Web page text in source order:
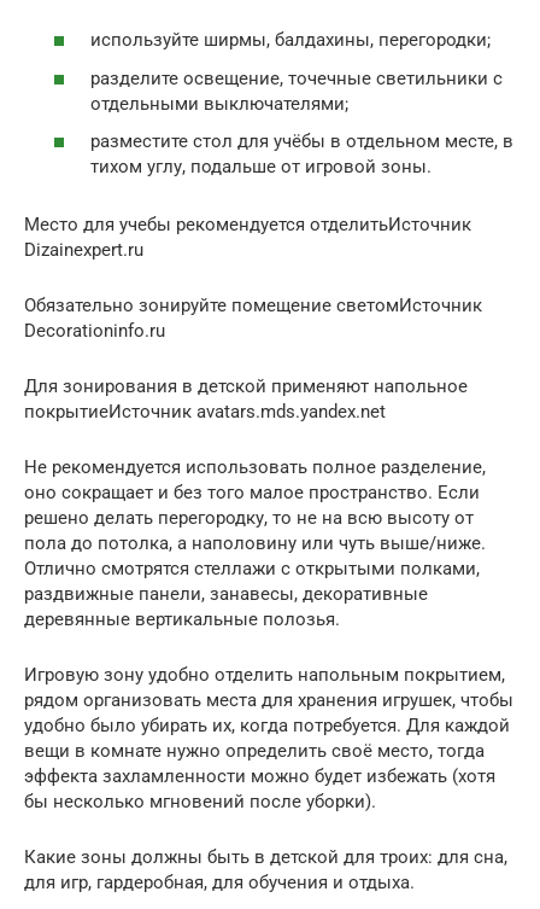
используйте ширмы, балдахины, перегородки;
разделите освещение, точечные светильники с
отдельными выключателями;
разместите стол для учёбы в отдельном месте, в
тихом углу, подальше от игровой зоны.
Место для учебы рекомендуется отделитьИсточник
Dizainexpert.ru
Обязательно зонируйте помещение светомИсточник
Decorationinfo.ru
Для зонирования в детской применяют напольное
покрытиеИсточник avatars.mds.yandex.net
Не рекомендуется использовать полное разделение,
оно сокращает и без того малое пространство. Если
решено делать перегородку, то не на всю высоту от
пола до потолка, а наполовину или чуть выше/ниже.
Отлично смотрятся стеллажи с открытыми полками,
раздвижные панели, занавесы, декоративные
деревянные вертикальные полозья.
Игровую зону удобно отделить напольным покрытием,
рядом организовать места для хранения игрушек, чтобы
удобно было убирать их, когда потребуется. Для каждой
вещи в комнате нужно определить своё место, тогда
эффекта захламленности можно будет избежать (хотя
бы несколько мгновений после уборки).
Какие зоны должны быть в детской для троих: для сна,
для игр, гардеробная, для обучения и отдыха.